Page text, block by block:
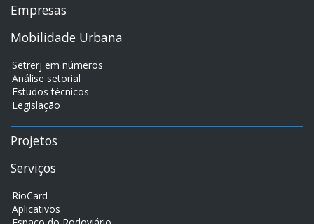
Empresas
Mobilidade Urbana
Setrerj em números
Análise setorial
Estudos técnicos
Legislação
Projetos
Serviços
RioCard
Aplicativos